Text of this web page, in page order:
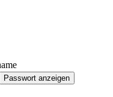
Passwort anzeigen